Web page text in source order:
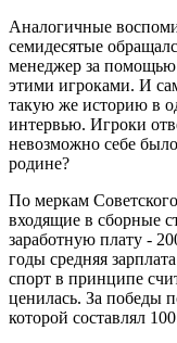
Аналогичные
семидесятые
менеджер за
этими игроками. И
такую же историю в
интервью. Игроки
невозможно себе
родине?
По меркам
входящие в сборные
заработную плату -
годы средняя
спорт в принципе
ценилась. За победы
которой составлял